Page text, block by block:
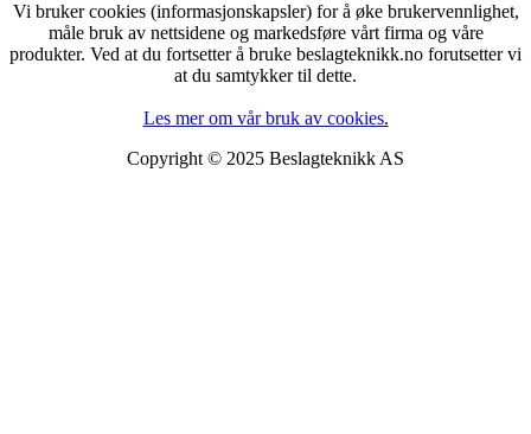
Vi bruker cookies (informasjonskapsler) for å øke brukervennlighet,
måle bruk av nettsidene og markedsføre vårt firma og våre
produkter. Ved at du fortsetter å bruke beslagteknikk.no forutsetter vi
at du samtykker til dette.
Les mer om vår bruk av cookies.
Copyright © 2025 Beslagteknikk AS